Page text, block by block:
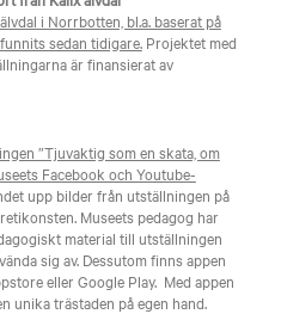
i Norrbotten, bl.a. baserat på
sedan tidigare.Projektet med
är finansierat av
”Tjuvaktig som en skata, om
Facebook och Youtube-
upp bilder från utställningen på
Museets pedagog har
material till utställningen
sig av. Dessutom finns appen
eller Google Play. Med appen
unika trästaden på egen hand.